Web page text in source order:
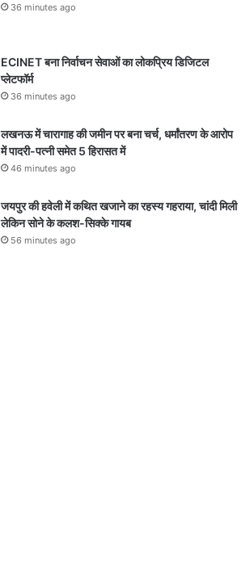
36 minutes ago
ECINET बना निर्वाचन सेवाओं का लोकप्रिय डिजिटल
प्लेटफॉर्म
36 minutes ago
लखनऊ में चारागाह की जमीन पर बना चर्च, धर्मांतरण के आरोप
में पादरी-पत्नी समेत 5 हिरासत में
46 minutes ago
जयपुर की हवेली में कथित खजाने का रहस्य गहराया, चांदी मिली
लेकिन सोने के कलश-सिक्के गायब
56 minutes ago